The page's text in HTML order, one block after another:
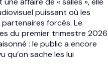
puissant où les
forcés. Le
du premier trimestre 2026
: le public a encore
qu’on sache les lui